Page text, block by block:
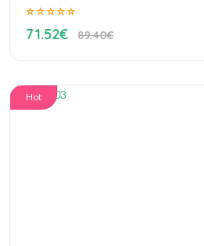
71.52€ 89.40€
Hot